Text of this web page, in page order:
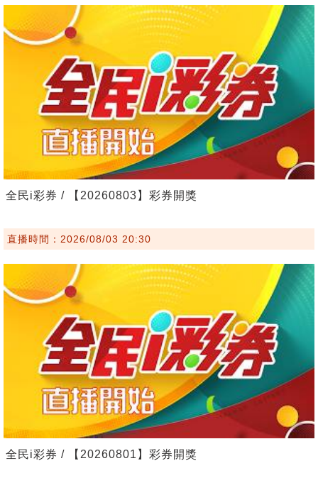
全民i彩券 / 【20260803】彩券開獎
直播時間：2026/08/03 20:30
全民i彩券 / 【20260801】彩券開獎